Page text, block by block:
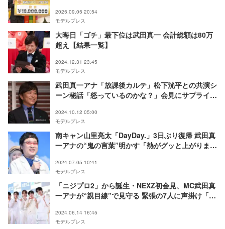
2025.09.05 20:54
モデルプレス
大晦日「ゴチ」最下位は武田真一 会計総額は80万
超え【結果一覧】
2024.12.31 23:45
モデルプレス
武田真一アナ「放課後カルテ」松下洸平との共演シ
ーン秘話「怒っているのかな？」会見にサプライズ
2024.10.12 05:00
モデルプレス
南キャン山里亮太「DayDay.」3日ぶり復帰 武田真
一アナの“鬼の言葉”明かす「熱がグッと上がりまし
2024.07.05 10:41
モデルプレス
「ニジプロ2」から誕生・NEXZ初会見、MC武田真
一アナが“親目線”で見守る 緊張の7人に声掛け「み
2024.06.14 16:45
モデルプレス